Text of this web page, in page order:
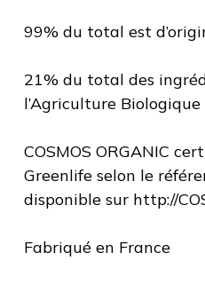
99% du total est
21% du total des
l’Agriculture Biologique
COSMOS ORGANIC
Greenlife selon le
disponible sur http://
Fabriqué en France